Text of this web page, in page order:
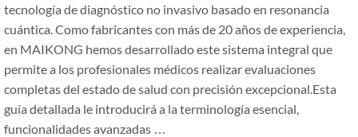
tecnología de diagnóstico no invasivo basado en resonancia
cuántica. Como fabricantes con más de 20 años de experiencia,
en MAIKONG hemos desarrollado este sistema integral que
permite a los profesionales médicos realizar evaluaciones
completas del estado de salud con precisión excepcional.Esta
guía detallada le introducirá a la terminología esencial,
funcionalidades avanzadas …